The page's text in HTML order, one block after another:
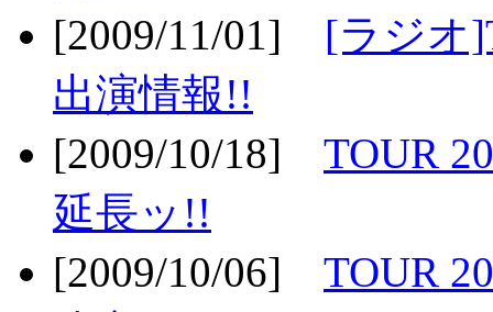
[2009/11/01] [ラジオ
出演情報!!
[2009/10/18] TOUR
延長ッ!!
[2009/10/06] TOUR